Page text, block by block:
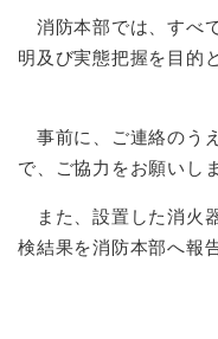
消防本部では、すべ
明及び実態把握を目的
事前に、ご連絡のう
で、ご協力をお願いし
また、設置した消火
検結果を消防本部へ報